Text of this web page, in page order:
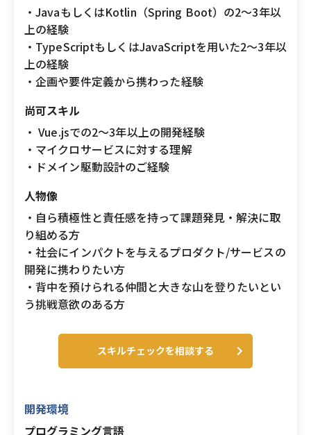
・JavaもしくはKotlin（Spring Boot）の2〜3年以
上の経験
・TypeScriptもしくはJavaScriptを用いた2〜3年以
上の経験
・企画や要件定義から携わった経験
尚可スキル
・ Vue.jsでの2〜3年以上の開発経験
・マイクロサービスに対する理解
・ドメイン駆動設計のご経験
人物像
・自ら積極性と責任感を持って課題発見・解決に取
り組める方
・社会にインパクトを与えるプロダクト/サービスの
開発に携わりたい方
・背中を預けられる仲間と大きな山を登りたいとい
う挑戦意欲のある方
スキルチェックを相談する
開発環境
プログラミング言語